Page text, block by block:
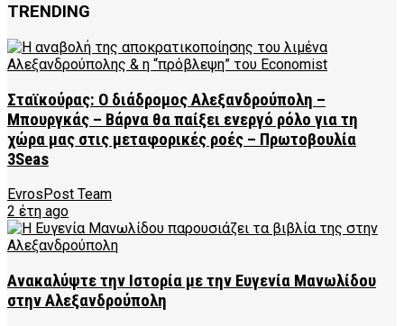
TRENDING
Σταϊκούρας: Ο διάδρομος Αλεξανδρούπολη –
Μπουργκάς – Βάρνα θα παίξει ενεργό ρόλο για τη
χώρα μας στις μεταφορικές ροές – Πρωτοβουλία
3Seas
EvrosPost Team
2 έτη ago
Ανακαλύψτε την Ιστορία με την Ευγενία Μανωλίδου
στην Αλεξανδρούπολη